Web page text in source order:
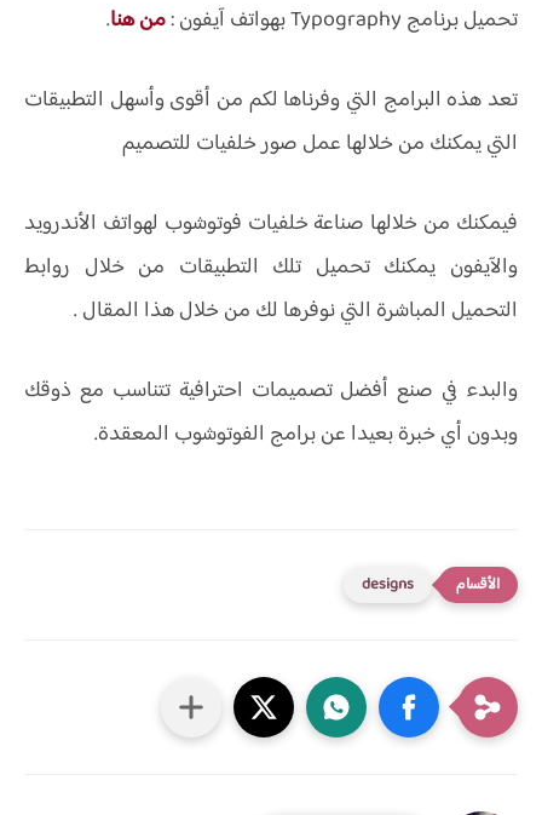
تحميل برنامج Typography بهواتف آيفون :
من هنا.
تعد هذه البرامج التي وفرناها لكم من أقوى وأسهل التطبيقات
التي يمكنك من خلالها عمل صور خلفيات للتصميم
فيمكنك من خلالها صناعة خلفيات فوتوشوب لهواتف الأندرويد
والآيفون يمكنك تحميل تلك التطبيقات من خلال روابط
التحميل المباشرة التي نوفرها لك من خلال هذا المقال .
والبدء في صنع أفضل تصميمات احترافية تتناسب مع ذوقك
وبدون أي خبرة بعيدا عن برامج الفوتوشوب المعقدة.
designs